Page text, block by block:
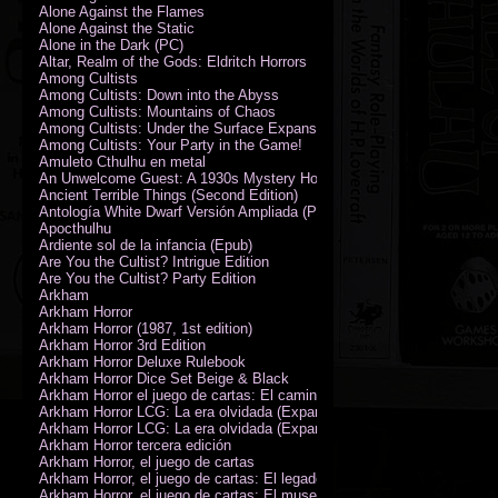
Alone Against the Flames
Alone Against the Static
Alone in the Dark (PC)
Altar, Realm of the Gods: Eldritch Horrors
Among Cultists
Among Cultists: Down into the Abyss
Among Cultists: Mountains of Chaos
Among Cultists: Under the Surface Expansion
Among Cultists: Your Party in the Game!
Amuleto Cthulhu en metal
An Unwelcome Guest: A 1930s Mystery Horror Adventure RPG
Ancient Terrible Things (Second Edition)
Antología White Dwarf Versión Ampliada (PDF)
Apocthulhu
Ardiente sol de la infancia (Epub)
Are You the Cultist? Intrigue Edition
Are You the Cultist? Party Edition
Arkham
Arkham Horror
Arkham Horror (1987, 1st edition)
Arkham Horror 3rd Edition
Arkham Horror Deluxe Rulebook
Arkham Horror Dice Set Beige & Black
Arkham Horror el juego de cartas: El camino a Carcosa - Exp.
Arkham Horror LCG: La era olvidada (Expansión de campaña)
Arkham Horror LCG: La era olvidada (Expansión de investigadores)
Arkham Horror tercera edición
Arkham Horror, el juego de cartas
Arkham Horror, el juego de cartas: El legado de Dunwich expansión